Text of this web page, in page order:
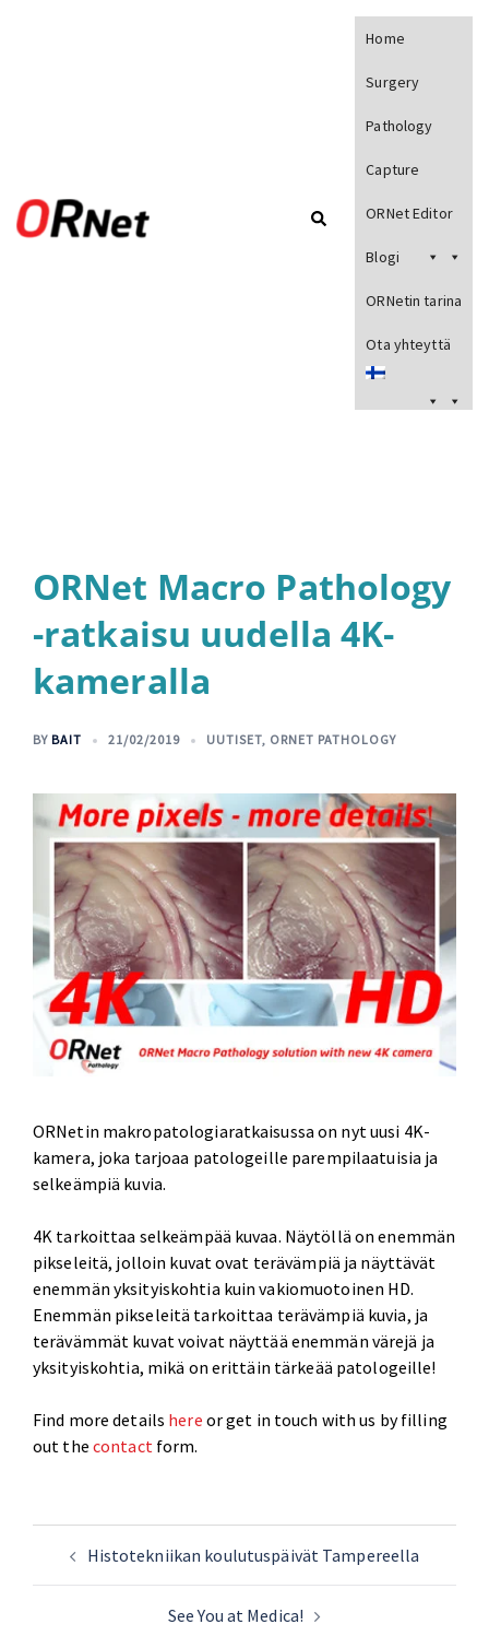
Home
Surgery
Pathology
Capture
ORNet Editor
Blogi
ORNetin tarina
Ota yhteyttä
ORNet Macro Pathology
-ratkaisu uudella 4K-
kameralla
BY BAIT 21/02/2019 UUTISET, ORNET PATHOLOGY
ORNetin makropatologiaratkaisussa on nyt uusi 4K-
kamera, joka tarjoaa patologeille parempilaatuisia ja
selkeämpiä kuvia.
4K tarkoittaa selkeämpää kuvaa. Näytöllä on enemmän
pikseleitä, jolloin kuvat ovat terävämpiä ja näyttävät
enemmän yksityiskohtia kuin vakiomuotoinen HD.
Enemmän pikseleitä tarkoittaa terävämpiä kuvia, ja
terävämmät kuvat voivat näyttää enemmän värejä ja
yksityiskohtia, mikä on erittäin tärkeää patologeille!
Find more details here or get in touch with us by filling
out the contact form.
Histotekniikan koulutuspäivät Tampereella
See You at Medica!